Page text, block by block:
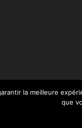
la meilleure
que